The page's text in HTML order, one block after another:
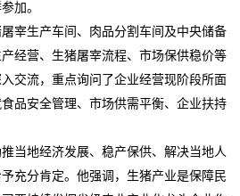
加。
宰生产车间、肉品分割车间及中央储备
经营、生猪屠宰流程、市场保供稳价等
交流，重点询问了企业经营现阶段所面
品安全管理、市场供需平衡、企业扶持
当地经济发展、稳产保供、解决当地人
充分肯定。他强调，生猪产业是保障民